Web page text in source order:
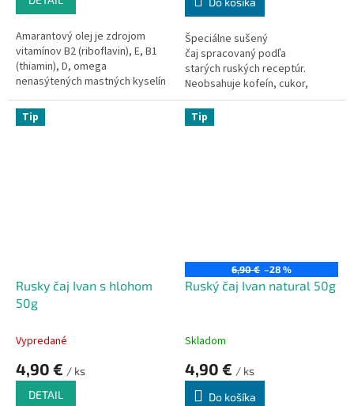
Amarantový olej je zdrojom
vitamínov B2 (riboflavin), E, B1
(thiamin), D, omega
nenasýtených mastných kyselín
a mnohých prospešných
stopových prvkov.
Špeciálne sušený
čaj spracovaný podľa
starých ruských receptúr.
Neobsahuje kofeín, cukor,
konzervačné látky ani farbivá.
Tip
Rusky čaj Ivan s hlohom
50g
Vypredané
4,90 € / ks
DETAIL
Tip
6,90 € –28 %
Ruský čaj Ivan natural 50g
Skladom
4,90 € / ks
Do košíka